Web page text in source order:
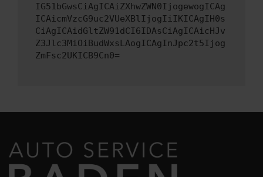
IG51bGwsCiAgICAiZXhwZWN0IjogewogICAg
ICAicmVzcG9uc2VUeXBlIjogIiIKICAgIH0s
CiAgICAidGltZW91dCI6IDAsCiAgICAicHJv
Z3Jlc3MiOiBudWxsLAogICAgInJpc2t5Ijog
ZmFsc2UKICB9Cn0=